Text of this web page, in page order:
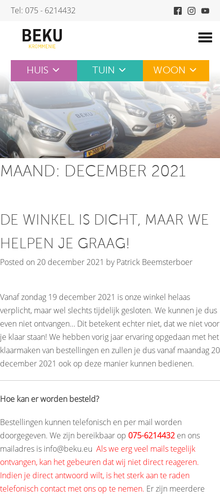
Skip
content
Tel: 075 - 6214432
HUIS TUIN WOON
MAAND: DECEMBER 2021
DE WINKEL IS DICHT, MAAR WE
HELPEN JE GRAAG!
Posted on 20 december 2021 byPatrick Beemsterboer
Vanaf zondag 19 december 2021 is onze winkel helaas
verplicht, maar wel slechts tijdelijk gesloten. We kunnen je dus
even niet ontvangen… Dit betekent echter niet, dat we niet voor
je klaar staan! We hebben vorig jaar ervaring opgedaan met het
klaarmaken van bestellingen en zullen je dus vanaf maandag 20
december 2021 ook op deze manier kunnen bedienen.
Hoe kan er worden besteld?
Bestellingen kunnen telefonisch en per mail worden
doorgegeven. We zijn bereikbaar op 075-6214432 en ons
mailadres is info@beku.eu Als we erg veel mails tegelijk
ontvangen, kan het gebeuren dat wij niet direct reageren.
Indien je direct antwoord wilt, is het sterk aan te raden
telefonisch contact met ons op te nemen. Er zijn meerdere